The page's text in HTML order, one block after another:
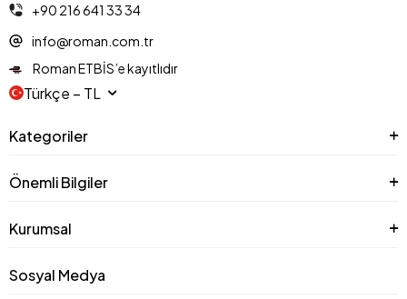
+90 216 641 33 34
info@roman.com.tr
Roman ETBİS’e kayıtlıdır
Türkçe − TL
Kategoriler
Önemli Bilgiler
Kurumsal
Sosyal Medya